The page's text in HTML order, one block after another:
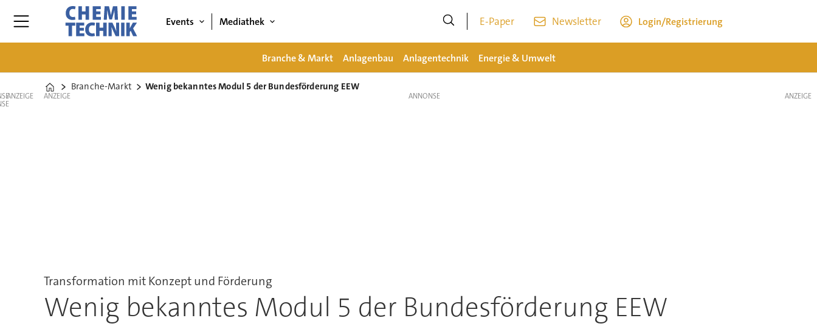
Events Mediathek E-Paper Newsletter Login/Registrierung
Branche & Markt Anlagenbau Anlagentechnik Energie & Umwelt
Home
Branche-Markt Wenig bekanntes Modul 5 der Bundesförderung EEW
ANZEIGE ANZEIGE
Transformation mit Konzept und Förderung
Wenig bekanntes Modul 5 der Bundesförderung EEW
ANZEIGE